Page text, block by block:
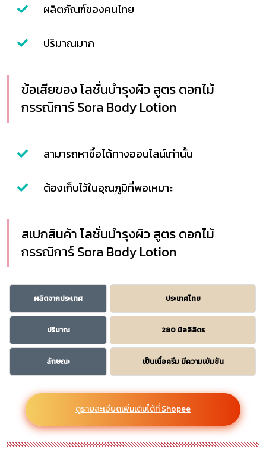
ผลิตภัณฑ์ของคนไทย
ปริมาณมาก
ข้อเสียของ โลชั่นบำรุงผิว สูตร ดอกไม้
กรรณิการ์ Sora Body Lotion
สามารถหาซื้อได้ทางออนไลน์เท่านั้น
ต้องเก็บไว้ในอุณภูมิที่พอเหมาะ
สเปกสินค้า โลชั่นบำรุงผิว สูตร ดอกไม้
กรรณิการ์ Sora Body Lotion
ผลิตจากประเทศ ประเทศไทย
ปริมาณ 280 มิลลิลิตร
ลักษณะ เป็นเนื้อครีม มีความเข้มข้น
ดูรายละเอียดเพิ่มเติมได้ที่ Shopee